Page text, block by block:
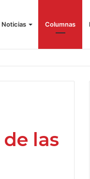
Noticias Columnas
las